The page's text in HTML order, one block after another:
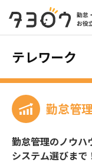
テレワーク
勤怠管
勤怠管理のノウハ
システム選びまで